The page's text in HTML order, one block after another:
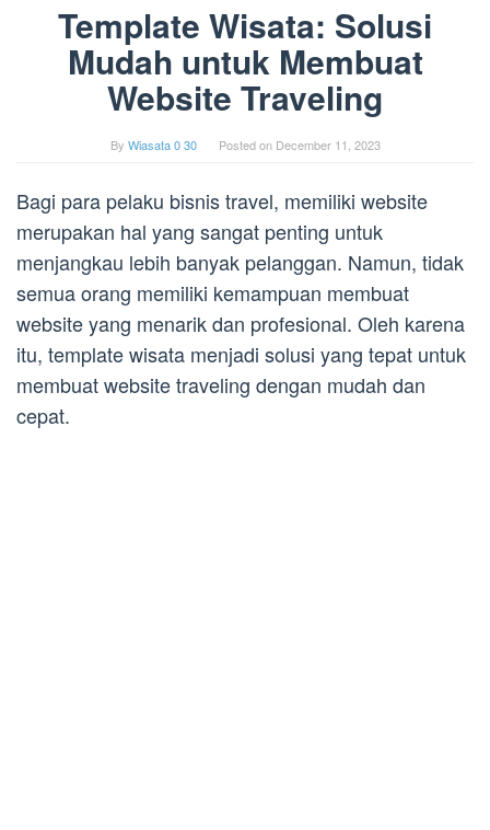
Template Wisata: Solusi
Mudah untuk Membuat
Website Traveling
By Wiasata 0 30 Posted on December 11, 2023
Bagi para pelaku bisnis travel, memiliki website
merupakan hal yang sangat penting untuk
menjangkau lebih banyak pelanggan. Namun, tidak
semua orang memiliki kemampuan membuat
website yang menarik dan profesional. Oleh karena
itu, template wisata menjadi solusi yang tepat untuk
membuat website traveling dengan mudah dan
cepat.